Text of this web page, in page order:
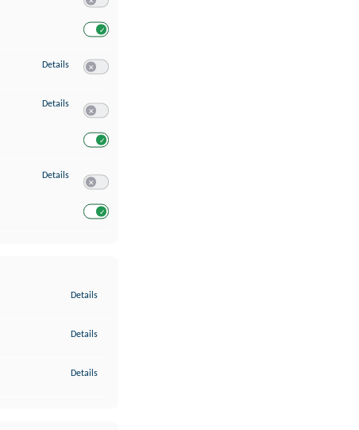
Details zu Messung der Performance von Inhalten
Details zu Analyse von Zielgruppen durch Statistiken oder Kombinationen von
Details zu Entwicklung und Verbesserung der Angebote
Details
Details
Details